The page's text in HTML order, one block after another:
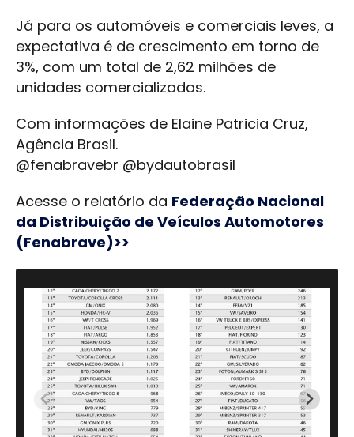
Já para os automóveis e comerciais leves, a
expectativa é de crescimento em torno de
3%, com um total de 2,62 milhões de
unidades comercializadas.
Com informações de Elaine Patricia Cruz,
Agência Brasil.
@fenabravebr @bydautobrasil
Acesse o relatório da Federação Nacional
da Distribuição de Veículos Automotores
(Fenabrave)>>